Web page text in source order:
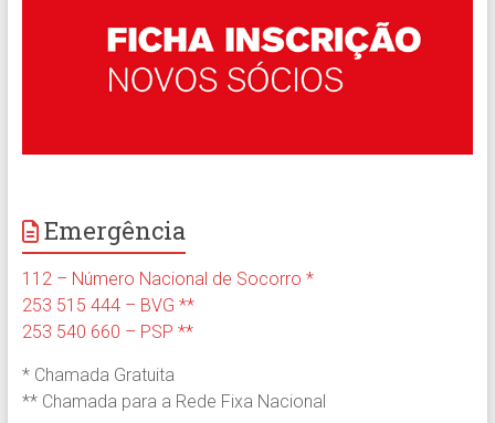
Emergência
112 – Número Nacional de Socorro *
253 515 444 – BVG **
253 540 660 – PSP **
* Chamada Gratuita
** Chamada para a Rede Fixa Nacional